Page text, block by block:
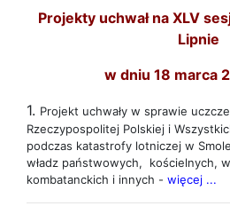
Projekty uchwał na XLV
Lipnie
w dniu 18 marca
1. Projekt uchwały w sprawie
Rzeczypospolitej Polskiej i
podczas katastrofy lotniczej w
władz państwowych, kościelnych,
kombatanckich i innych - więcej ...